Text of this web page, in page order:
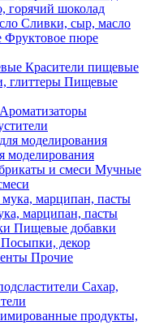
горячий шоколад
Сливки, сыр, масло
Фруктовое пюре
Красители пищевые
Пищевые
Ароматизаторы
моделирования
Мучные
марципан, пасты
Пищевые добавки
Посыпки, декор
Прочие
Сахар,